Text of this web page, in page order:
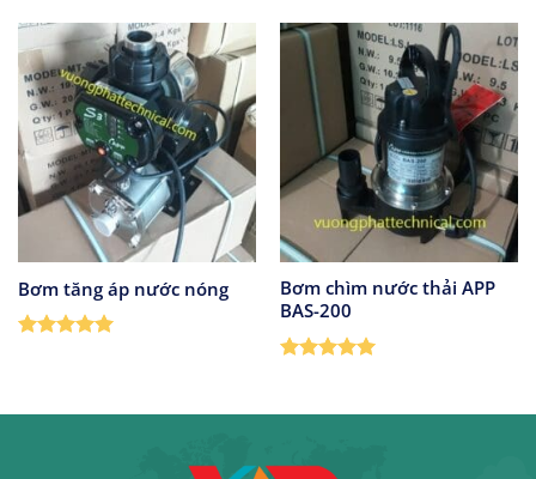
Bơm tăng áp nước nóng
Bơm chìm nước thải APP
BAS-200
sao